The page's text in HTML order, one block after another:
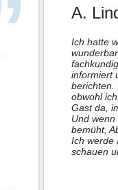
A.
Ich hatte
informiert
berichten.
obwohl
Gast da,
Und
bemüht,
Ich werde
schauen